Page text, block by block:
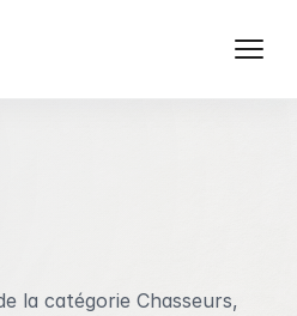
la catégorie Chasseurs,